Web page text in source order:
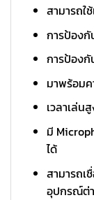
สามารถใ
การป้องกั
การป้องกั
มาพร้อมค
เวลาเล่น
มี
ได้
สามารถเ
อุปกรณ์ต่